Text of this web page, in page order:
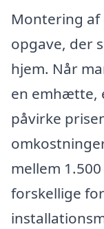
Montering
opgave, der
hjem. Når
en emhætte,
påvirke
mellem
forskellige